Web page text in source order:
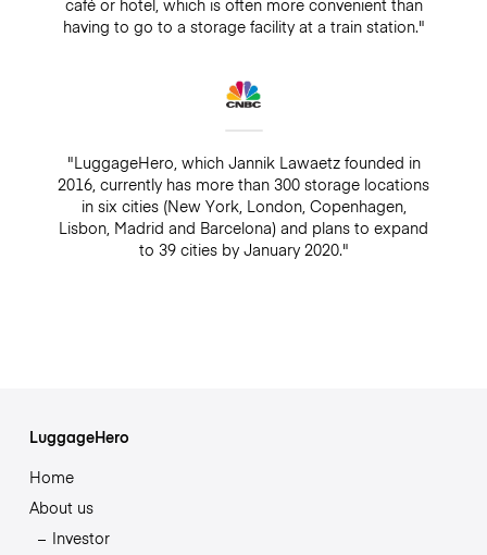
having to go to a storage facility at a train station."
"LuggageHero, which Jannik Lawaetz founded in
2016, currently has more than 300 storage locations
in six cities (New York, London, Copenhagen,
Lisbon, Madrid and Barcelona) and plans to expand
to 39 cities by January 2020."
LuggageHero
Home
About us
Investor